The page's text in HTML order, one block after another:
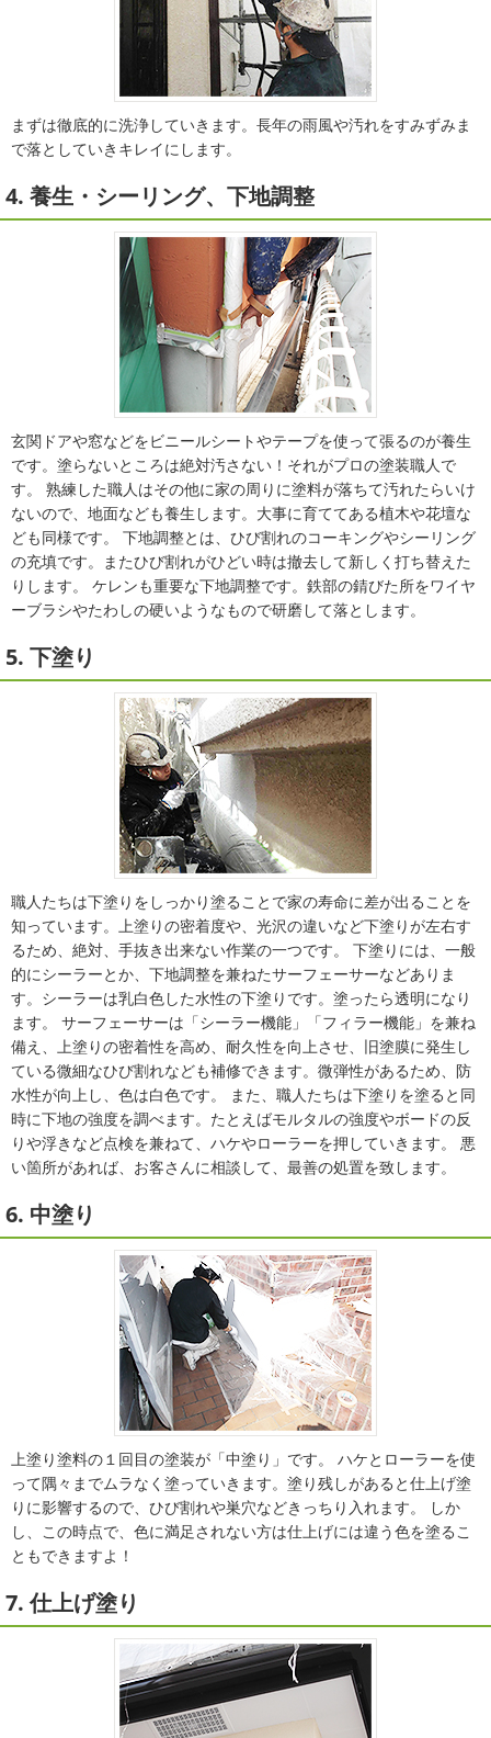
まずは徹底的に洗浄していきます。長年の雨風や汚れをすみずみま
で落としていきキレイにします。
4. 養生・シーリング、下地調整
玄関ドアや窓などをビニールシートやテープを使って張るのが養生
です。塗らないところは絶対汚さない！それがプロの塗装職人で
す。 熟練した職人はその他に家の周りに塗料が落ちて汚れたらいけ
ないので、地面なども養生します。大事に育ててある植木や花壇な
ども同様です。 下地調整とは、ひび割れのコーキングやシーリング
の充填です。またひび割れがひどい時は撤去して新しく打ち替えた
りします。 ケレンも重要な下地調整です。鉄部の錆びた所をワイヤ
ーブラシやたわしの硬いようなもので研磨して落とします。
5. 下塗り
職人たちは下塗りをしっかり塗ることで家の寿命に差が出ることを
知っています。上塗りの密着度や、光沢の違いなど下塗りが左右す
るため、絶対、手抜き出来ない作業の一つです。 下塗りには、一般
的にシーラーとか、下地調整を兼ねたサーフェーサーなどありま
す。シーラーは乳白色した水性の下塗りです。塗ったら透明になり
ます。 サーフェーサーは「シーラー機能」「フィラー機能」を兼ね
備え、上塗りの密着性を高め、耐久性を向上させ、旧塗膜に発生し
ている微細なひび割れなども補修できます。微弾性があるため、防
水性が向上し、色は白色です。 また、職人たちは下塗りを塗ると同
時に下地の強度を調べます。たとえばモルタルの強度やボードの反
りや浮きなど点検を兼ねて、ハケやローラーを押していきます。 悪
い箇所があれば、お客さんに相談して、最善の処置を致します。
6. 中塗り
上塗り塗料の１回目の塗装が「中塗り」です。 ハケとローラーを使
って隅々までムラなく塗っていきます。塗り残しがあると仕上げ塗
りに影響するので、ひび割れや巣穴などきっちり入れます。 しか
し、この時点で、色に満足されない方は仕上げには違う色を塗るこ
ともできますよ！
7. 仕上げ塗り